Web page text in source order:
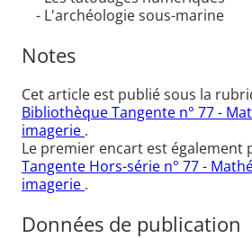
- L'archéologie sous-marine
Notes
Cet article est publié sous la
Bibliothèque Tangente n° 77 -
imagerie .
Le premier encart est également
Tangente Hors-série n° 77 -
imagerie .
Données de publication